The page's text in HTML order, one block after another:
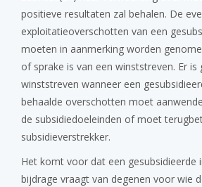
positieve resultaten zal behalen. De
exploitatieoverschotten van een
moeten in aanmerking worden
of sprake is van een winststreven. Er is
winststreven wanneer een
behaalde overschotten moet
de subsidiedoeleinden of moet
subsidieverstrekker.
Het komt voor dat een gesubsidieerde
bijdrage vraagt van degenen voor wie